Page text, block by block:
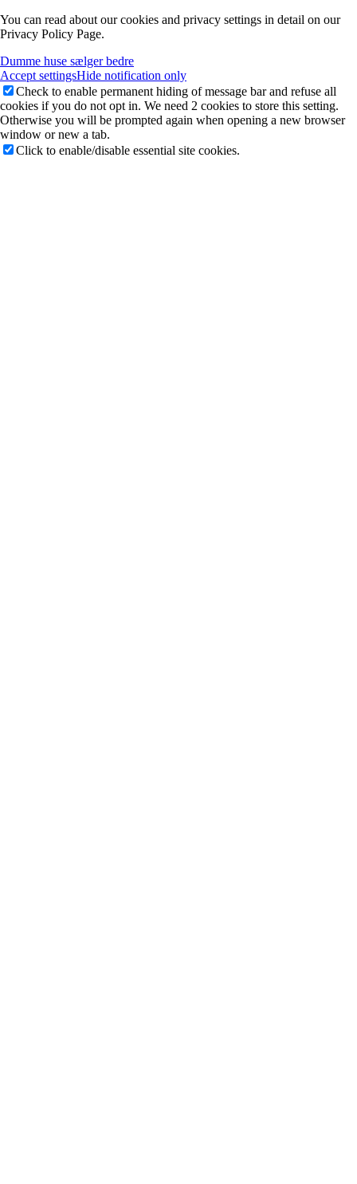
You can read about our cookies and privacy settings in detail on our
Privacy Policy Page.
Dumme huse sælger bedre
Accept settingsHide notification only
Check to enable permanent hiding of message bar and refuse all
cookies if you do not opt in. We need 2 cookies to store this setting.
Otherwise you will be prompted again when opening a new browser
window or new a tab.
Click to enable/disable essential site cookies.